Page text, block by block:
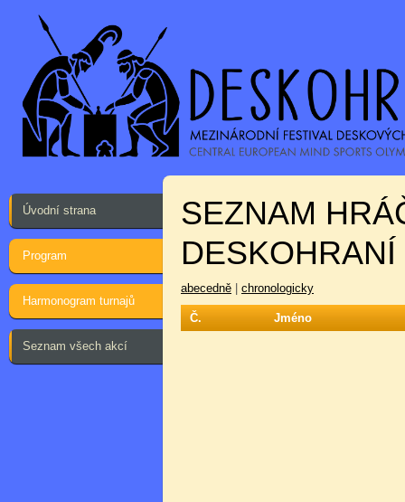
Úvodní strana
Program
Harmonogram turnajů
Seznam všech akcí
SEZNAM
abecedně chronologicky
Č. Jméno